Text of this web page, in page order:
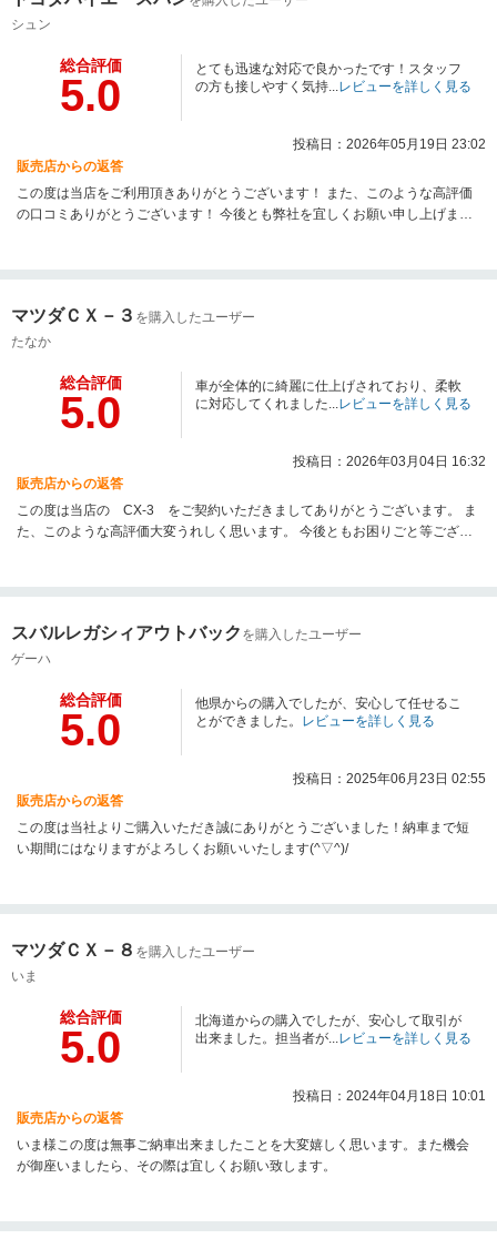
シュン
総合評価
5.0
とても迅速な対応で良かったです！スタッフ
の方も接しやすく気持...レビューを詳しく見る
投稿日：2026年05月19日 23:02
販売店からの返答
この度は当店をご利用頂きありがとうございます！ また、このような高評価
の口コミありがとうございます！ 今後とも弊社を宜しくお願い申し上げま
マツダＣＸ－３ を購入したユーザー
たなか
総合評価
5.0
車が全体的に綺麗に仕上げされており、柔軟
に対応してくれました...レビューを詳しく見る
投稿日：2026年03月04日 16:32
販売店からの返答
この度は当店の CX-3 をご契約いただきましてありがとうございます。 ま
た、このような高評価大変うれしく思います。 今後ともお困りごと等ござい
スバルレガシィアウトバック を購入したユーザー
ゲーハ
総合評価
5.0
他県からの購入でしたが、安心して任せるこ
とができました。 レビューを詳しく見る
投稿日：2025年06月23日 02:55
販売店からの返答
この度は当社よりご購入いただき誠にありがとうございました！納車まで短
い期間にはなりますがよろしくお願いいたします(^▽^)/
マツダＣＸ－８ を購入したユーザー
いま
総合評価
5.0
北海道からの購入でしたが、安心して取引が
出来ました。担当者が...レビューを詳しく見る
投稿日：2024年04月18日 10:01
販売店からの返答
いま様この度は無事ご納車出来ましたことを大変嬉しく思います。また機会
が御座いましたら、その際は宜しくお願い致します。